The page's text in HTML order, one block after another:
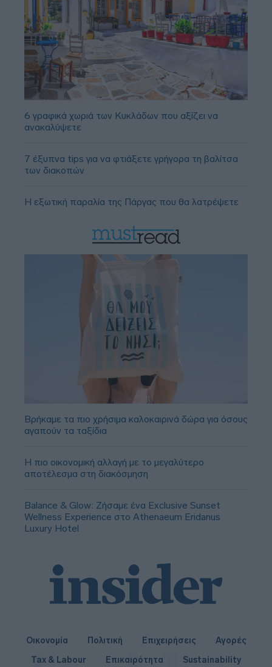
6 γραφικά χωριά των Κυκλάδων που αξίζει να
ανακαλύψετε
7 έξυπνα tips για να φτιάξετε γρήγορα τη βαλίτσα
των διακοπών
Η εξωτική παραλία της Πάργας που θα λατρέψετε
Βρήκαμε τα πιο χρήσιμα καλοκαιρινά δώρα για όσους
αγαπούν τα ταξίδια
Η πιο οικονομική αλλαγή με το μεγαλύτερο
αποτέλεσμα στη διακόσμηση
Balance & Glow: Ζήσαμε ένα Exclusive Sunset
Wellness Experience στο Athenaeum Eridanus
Luxury Hotel
Οικονομία Πολιτική Επιχειρήσεις
Αγορές
Tax & Labour
Επικαιρότητα Sustainability